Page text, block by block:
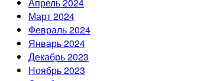
Апрель 2024
Март 2024
Февраль 2024
Январь 2024
Декабрь 2023
Ноябрь 2023